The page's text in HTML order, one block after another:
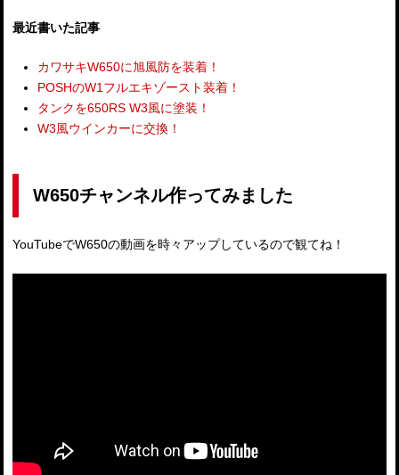
最近書いた記事
カワサキW650に旭風防を装着！
POSHのW1フルエキゾースト装着！
タンクを650RS W3風に塗装！
W3風ウインカーに交換！
W650チャンネル作ってみました
YouTubeでW650の動画を時々アップしているので観てね！